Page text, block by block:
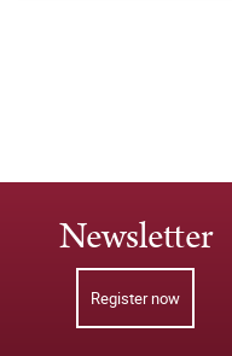
Newsletter
Register now